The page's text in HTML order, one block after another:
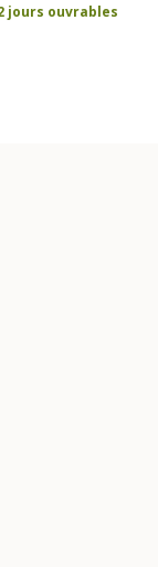
jours ouvrables